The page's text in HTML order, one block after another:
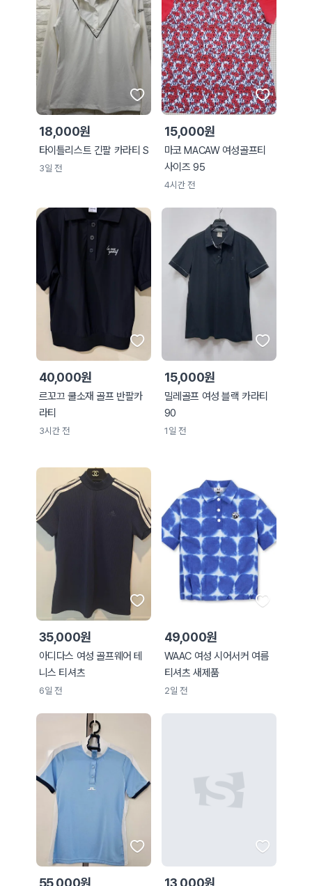
18,000원
타이틀리스트 긴팔 카라티 S
3일 전
15,000원
마코 MACAW 여성골프티
사이즈 95
4시간 전
40,000원
르꼬끄 쿨소재 골프 반팔카
라티
3시간 전
15,000원
밀레골프 여성 블랙 카라티
90
1일 전
35,000원
아디다스 여성 골프웨어 테
니스 티셔츠
6일 전
49,000원
WAAC 여성 시어서커 여름
티셔츠 새제품
2일 전
55,000원 13,000원